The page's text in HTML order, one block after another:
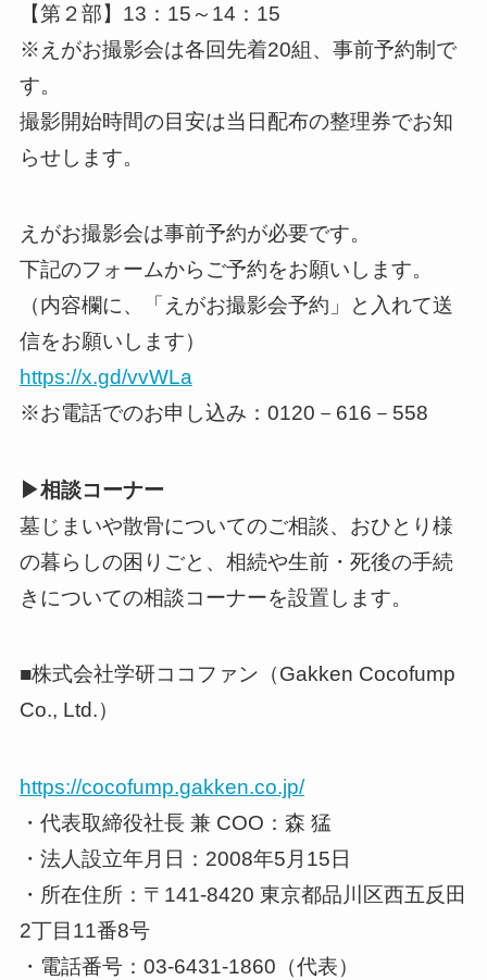
【第２部】13：15～14：15
※えがお撮影会は各回先着20組、事前予約制で
す。
撮影開始時間の目安は当日配布の整理券でお知
らせします。
えがお撮影会は事前予約が必要です。
下記のフォームからご予約をお願いします。
（内容欄に、「えがお撮影会予約」と入れて送
信をお願いします）
https://x.gd/vvWLa
※お電話でのお申し込み：0120－616－558
▶相談コーナー
墓じまいや散骨についてのご相談、おひとり様
の暮らしの困りごと、相続や生前・死後の手続
きについての相談コーナーを設置します。
■株式会社学研ココファン（Gakken Cocofump
Co., Ltd.）
https://cocofump.gakken.co.jp/
・代表取締役社⻑ 兼 COO：森 猛
・法⼈設⽴年⽉⽇：2008年5⽉15⽇
・所在住所：〒141-8420 東京都品川区⻄五反⽥
2丁⽬11番8号
・電話番号：03-6431-1860（代表）